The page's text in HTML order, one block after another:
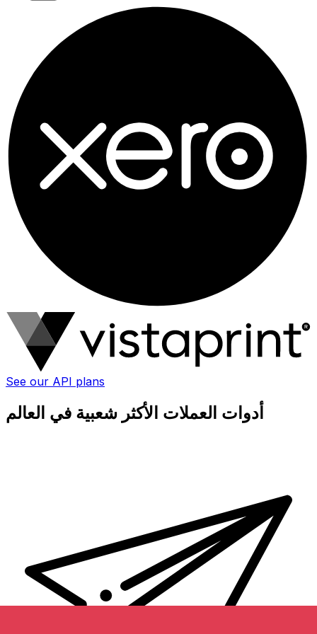
See our API plans
أدوات العملات الأكثر شعبية في العالم